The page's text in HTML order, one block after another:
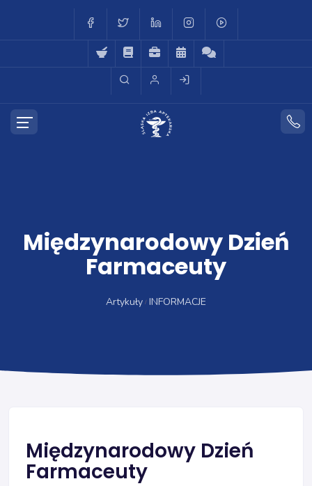
Międzynarodowy Dzień
Farmaceuty
Artykuły INFORMACJE
Międzynarodowy Dzień
Farmaceuty